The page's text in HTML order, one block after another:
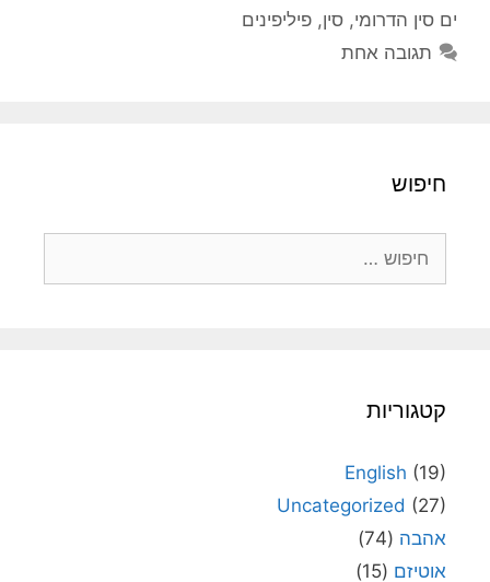
ים סין הדרומי, סין, פיליפינים
תגובה אחת
חיפוש
קטגוריות
English (19)
Uncategorized (27)
אהבה (74)
אוטיזם (15)